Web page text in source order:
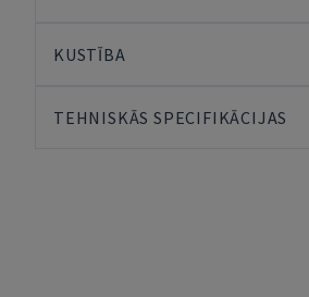
KUSTĪBA
TEHNISKĀS SPECIFIKĀCIJAS